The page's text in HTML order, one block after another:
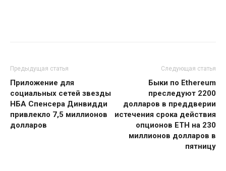
Предыдущая статья
Приложение для
социальных сетей звезды
НБА Спенсера Динвидди
привлекло 7,5 миллионов
долларов
Следующая статья
Быки по Ethereum
преследуют 2200
долларов в преддверии
истечения срока действия
опционов ETH на 230
миллионов долларов в
пятницу